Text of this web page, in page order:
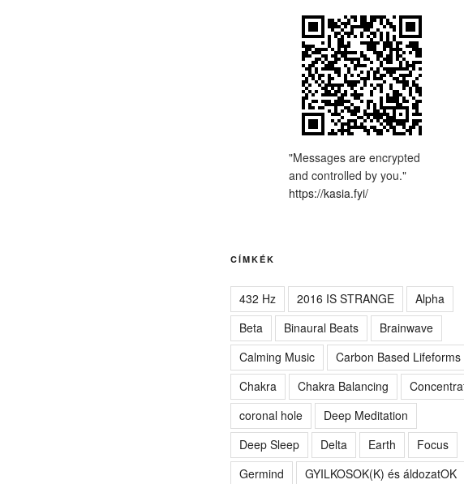
"Messages are encrypted
and controlled by you."
https://kasia.fyi/
CÍMKÉK
432 Hz 2016 IS STRANGE
Alpha
Beta
Binaural Beats
Brainwave
Calming Music
Carbon Based Lifeforms
Chakra
Chakra Balancing
coronal hole
Deep Meditation
Deep Sleep
Delta Earth
Focus
Germind
GYILKOSOK(K) és áldozatOK